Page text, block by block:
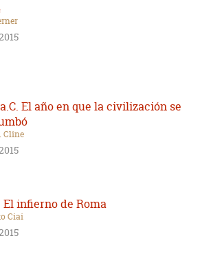
a.C. El año en que la civilización se
Cline
El infierno de Roma
Ciai